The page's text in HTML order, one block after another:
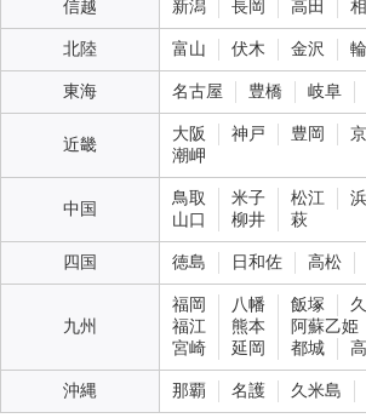
信越 新潟 長岡 高田
北陸 富山 伏木 金沢
東海 名古屋 豊橋 岐阜
近畿
大阪 神戸 豊岡
潮岬
中国
鳥取 米子 松江
山口
柳井 萩
四国 徳島 日和佐 高松
九州
福岡 八幡 飯塚
福江
熊本 阿蘇乙姫
宮崎
延岡 都城
沖縄 那覇 名護 久米島